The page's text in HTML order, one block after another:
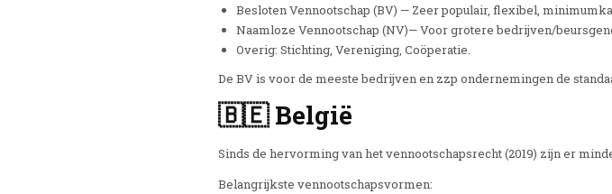
Besloten Vennootschap (BV) — Zeer populair, flexibel,
Naamloze Vennootschap (NV)— Voor grotere bedrijven/
Overig: Stichting, Vereniging, Coöperatie.
De BV is voor de meeste bedrijven en zzp ondernemingen de
🇧🇪 België
Sinds de hervorming van het vennootschapsrecht (2019) zijn er
Belangrijkste vennootschapsvormen: